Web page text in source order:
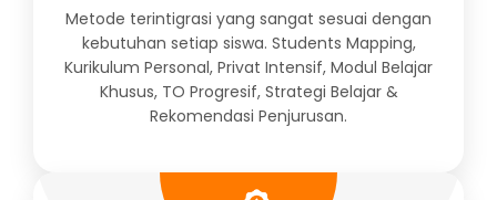
Metode terintigrasi yang sangat sesuai dengan
kebutuhan setiap siswa. Students Mapping,
Kurikulum Personal, Privat Intensif, Modul Belajar
Khusus, TO Progresif, Strategi Belajar &
Rekomendasi Penjurusan.